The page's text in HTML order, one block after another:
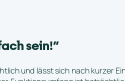
sein!”
und lässt sich nach kurzer